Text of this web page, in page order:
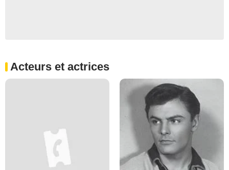
Acteurs et actrices